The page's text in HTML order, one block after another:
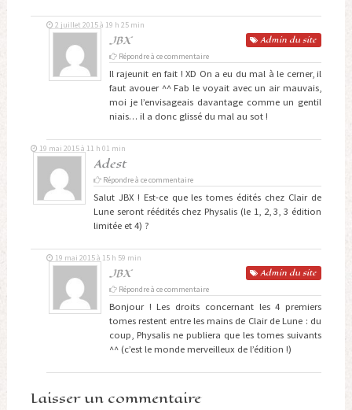
JBX Admin du site
2 juillet 2015 à 19 h 25 min
Répondre à ce commentaire
Il rajeunit en fait ! XD On a eu du mal à le cerner, il
faut avouer ^^ Fab le voyait avec un air mauvais,
moi je l’envisageais davantage comme un gentil
niais… il a donc glissé du mal au sot !
Adest
19 mai 2015 à 11 h 01 min
Répondre à ce commentaire
Salut JBX ! Est-ce que les tomes édités chez Clair de
Lune seront réédités chez Physalis (le 1, 2, 3, 3 édition
limitée et 4) ?
JBX Admin du site
19 mai 2015 à 15 h 59 min
Répondre à ce commentaire
Bonjour ! Les droits concernant les 4 premiers
tomes restent entre les mains de Clair de Lune : du
coup, Physalis ne publiera que les tomes suivants
^^ (c’est le monde merveilleux de l’édition !)
Laisser un commentaire